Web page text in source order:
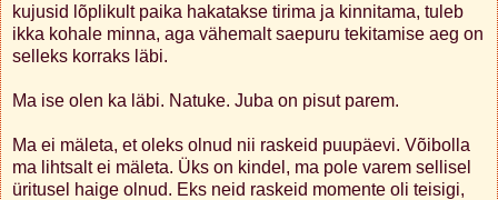
kujusid lõplikult paika hakatakse tirima ja kinnitama, tuleb
ikka kohale minna, aga vähemalt saepuru tekitamise aeg on
selleks korraks läbi.
Ma ise olen ka läbi. Natuke. Juba on pisut parem.
Ma ei mäleta, et oleks olnud nii raskeid puupäevi. Võibolla
ma lihtsalt ei mäleta. Üks on kindel, ma pole varem sellisel
üritusel haige olnud. Eks neid raskeid momente oli teisigi,